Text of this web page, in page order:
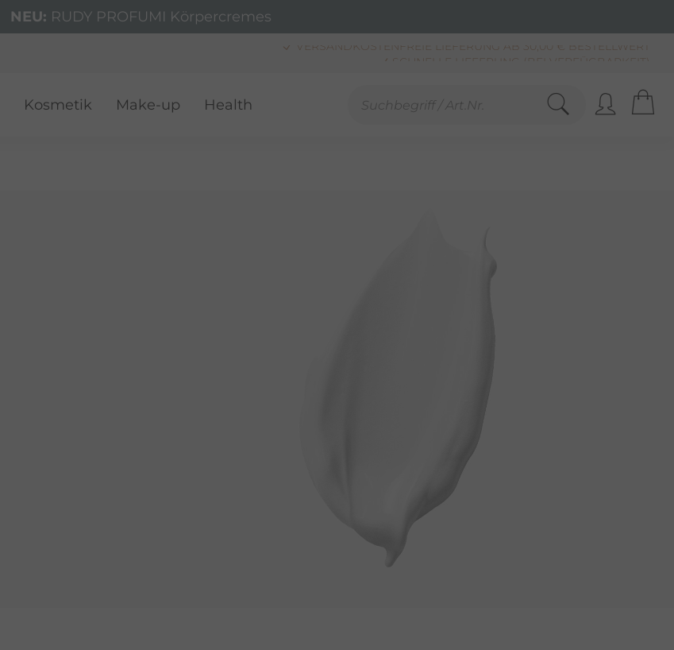
NEU: RUDY PROFUMI Körpercremes
SCHNELLE LIEFERUNG (BEI VERFÜGBARKEIT)
Kosmetik Make-up Health